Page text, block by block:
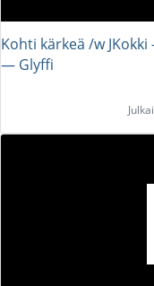
Kohti kärkeä /w
― Glyffi